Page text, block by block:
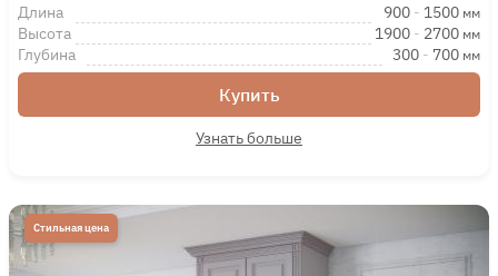
Длина 900 - 1500 мм
Высота 1900 - 2700 мм
Глубина 300 - 700 мм
Купить
Узнать больше
Стильная цена